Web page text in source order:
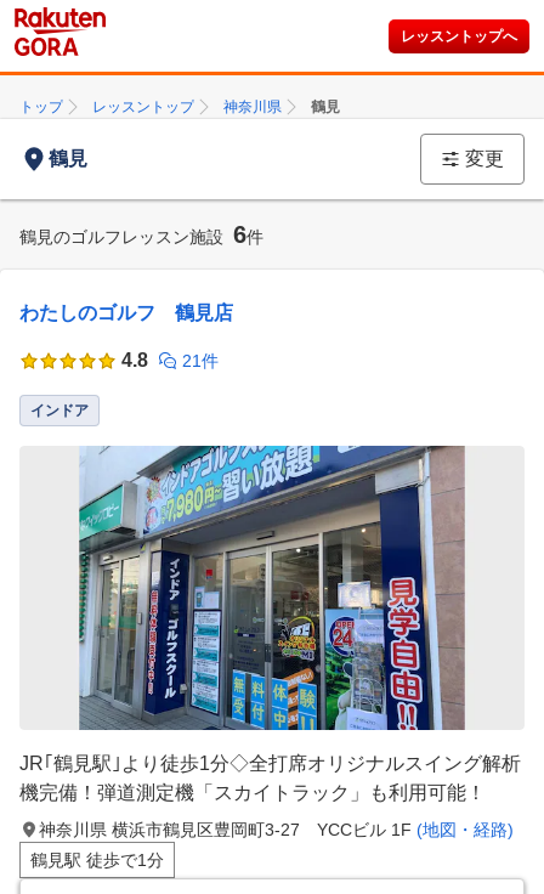
レッスントップへ
トップ レッスントップ 神奈川県 鶴見
鶴見 変更
鶴見のゴルフレッスン施設 6件
わたしのゴルフ 鶴見店
4.8 21件
インドア
JR｢鶴見駅｣より徒歩1分◇全打席オリジナルスイング解析
機完備！弾道測定機「スカイトラック」も利用可能！
神奈川県 横浜市鶴見区豊岡町3-27 YCCビル 1F (地図・経路)
鶴見駅 徒歩で1分